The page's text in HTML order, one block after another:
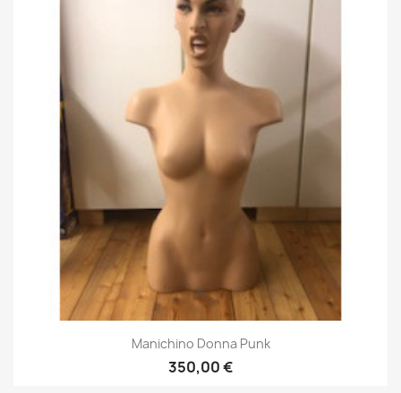
Manichino Donna Punk
350,00 €